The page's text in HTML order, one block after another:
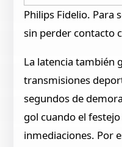
Philips Fidelio. Para
sin perder contacto
La latencia también
transmisiones
segundos de
gol cuando el
inmediaciones. Por